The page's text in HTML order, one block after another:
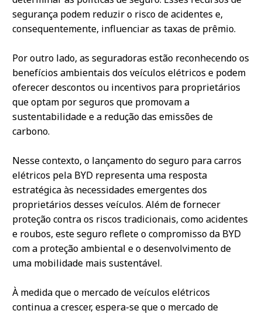
segurança podem reduzir o risco de acidentes e,
consequentemente, influenciar as taxas de prêmio.
Por outro lado, as seguradoras estão reconhecendo os
benefícios ambientais dos veículos elétricos e podem
oferecer descontos ou incentivos para proprietários
que optam por seguros que promovam a
sustentabilidade e a redução das emissões de
carbono.
Nesse contexto, o lançamento do seguro para carros
elétricos pela BYD representa uma resposta
estratégica às necessidades emergentes dos
proprietários desses veículos. Além de fornecer
proteção contra os riscos tradicionais, como acidentes
e roubos, este seguro reflete o compromisso da BYD
com a proteção ambiental e o desenvolvimento de
uma mobilidade mais sustentável.
À medida que o mercado de veículos elétricos
continua a crescer, espera-se que o mercado de